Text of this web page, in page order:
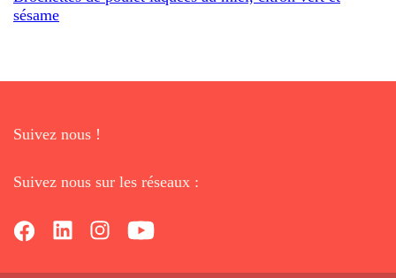
sésame
Suivez nous !
Suivez nous sur les réseaux :